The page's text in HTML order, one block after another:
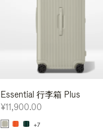
Essential 行李箱 Plus
¥11,900.00
+7